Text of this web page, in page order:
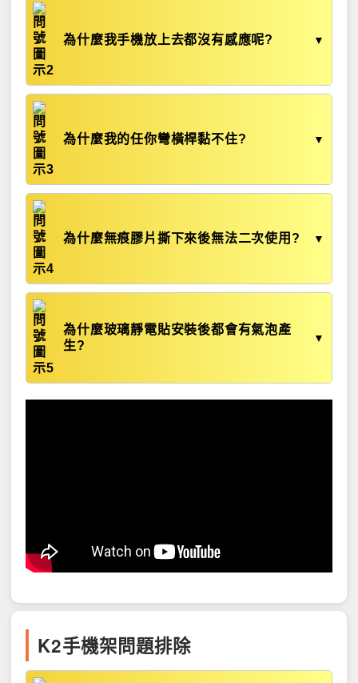
為什麼我手機放上去都沒有感應呢? ▼
為什麼我的任你彎橫桿黏不住? ▼
為什麼無痕膠片撕下來後無法二次使用? ▼
為什麼玻璃靜電貼安裝後都會有氣泡產
生?
▼
K2手機架問題排除